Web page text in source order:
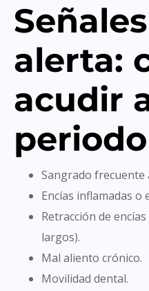
alerta:
acudir
Sangrado frecuente
Encías inflamadas o
Retracción de
largos).
Mal aliento crónico.
Movilidad dental.